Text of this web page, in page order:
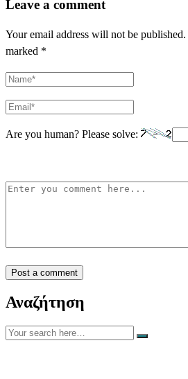
Leave a comment
Your email address will not be published.
marked *
Are you human? Please solve:
Αναζήτηση